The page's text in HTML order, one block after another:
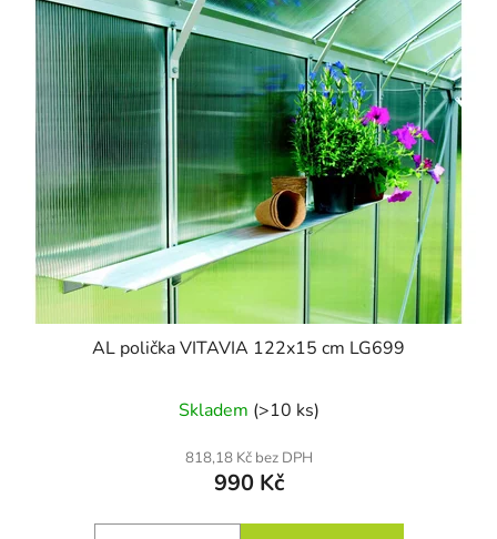
AL polička VITAVIA 122x15 cm LG699
Skladem (>10 ks)
818,18 Kč bez DPH
990 Kč